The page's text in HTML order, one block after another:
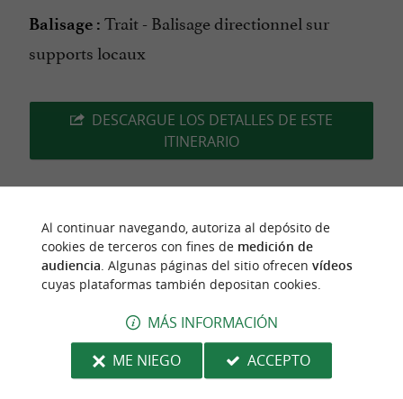
Balisage : Trait - Balisage directionnel sur
supports locaux
DESCARGUE LOS DETALLES DE ESTE
ITINERARIO
última actualización :06/03/2026 à 09:59:03
Source :Sirtaqui| Communauté d'Agglomération Pays
autor de la foto :
d'Agglomération Pays Basque
Al continuar navegando, autoriza al depósito de
cookies de terceros con fines de medición de
audiencia. Algunas páginas del sitio ofrecen vídeos
cuyas plataformas también depositan cookies.
MÁS INFORMACIÓN
ME NIEGO
ACCEPTO